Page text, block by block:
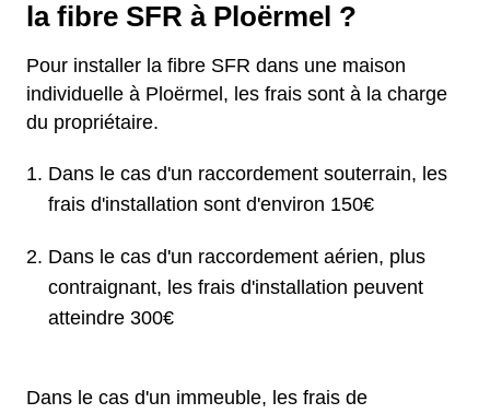
la fibre SFR à Ploërmel ?
Pour installer la fibre SFR dans une maison
individuelle à Ploërmel, les frais sont à la charge
du propriétaire.
Dans le cas d'un raccordement souterrain, les
frais d'installation sont d'environ 150€
Dans le cas d'un raccordement aérien, plus
contraignant, les frais d'installation peuvent
atteindre 300€
Dans le cas d'un immeuble, les frais de